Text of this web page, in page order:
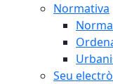
Normativa
Seu